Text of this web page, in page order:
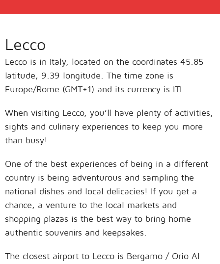
Lecco
Lecco is in Italy, located on the coordinates 45.85
latitude, 9.39 longitude. The time zone is
Europe/Rome (GMT+1) and its currency is ITL.
When visiting Lecco, you’ll have plenty of activities,
sights and culinary experiences to keep you more
than busy!
One of the best experiences of being in a different
country is being adventurous and sampling the
national dishes and local delicacies! If you get a
chance, a venture to the local markets and
shopping plazas is the best way to bring home
authentic souvenirs and keepsakes.
The closest airport to Lecco is Bergamo / Orio Al